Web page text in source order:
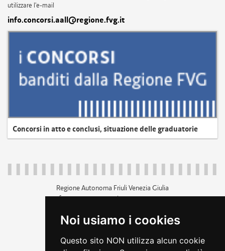
Noi usiamo i cookies
Questo sito NON utilizza alcun cookie
utilizzare l'e-mail
info.concorsi.aall@regione.fvg.it
Concorsi in atto e conclusi, situazione delle graduatorie
Regione Autonoma Friuli Venezia Giulia
c.f. 80014930327; p.iva 00526040324
+39 040 3771111